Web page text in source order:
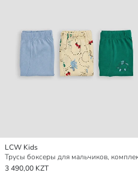
LCW Kids
3 490,00 KZT